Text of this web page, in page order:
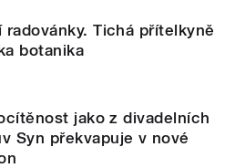
radovánky. Tichá přítelkyně
botanika
jako z divadelních
Syn překvapuje v nové